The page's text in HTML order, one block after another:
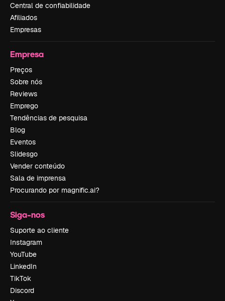
Central de confiabilidade
Afiliados
Empresas
Empresa
Preços
Sobre nós
Reviews
Emprego
Tendências de pesquisa
Blog
Eventos
Slidesgo
Vender conteúdo
Sala de imprensa
Procurando por magnific.ai?
Siga-nos
Suporte ao cliente
Instagram
YouTube
LinkedIn
TikTok
Discord